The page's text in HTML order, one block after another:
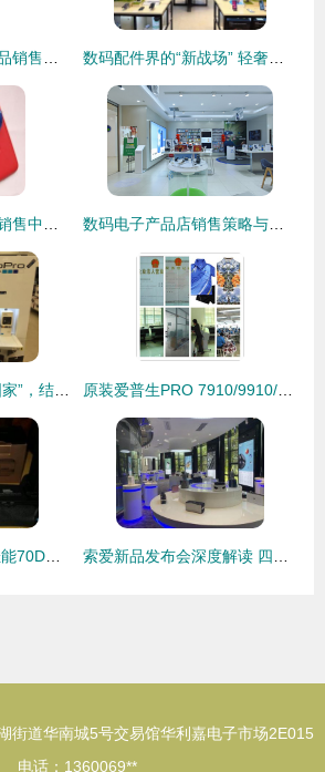
街道华南城5号交易馆华利嘉电子市场2E015
电话：1360069**